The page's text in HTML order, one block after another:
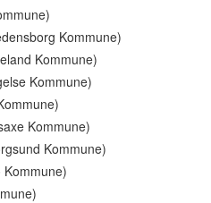
Kommune)
Kommune)
Kommune)
Kommune)
Kommune)
Kommune)